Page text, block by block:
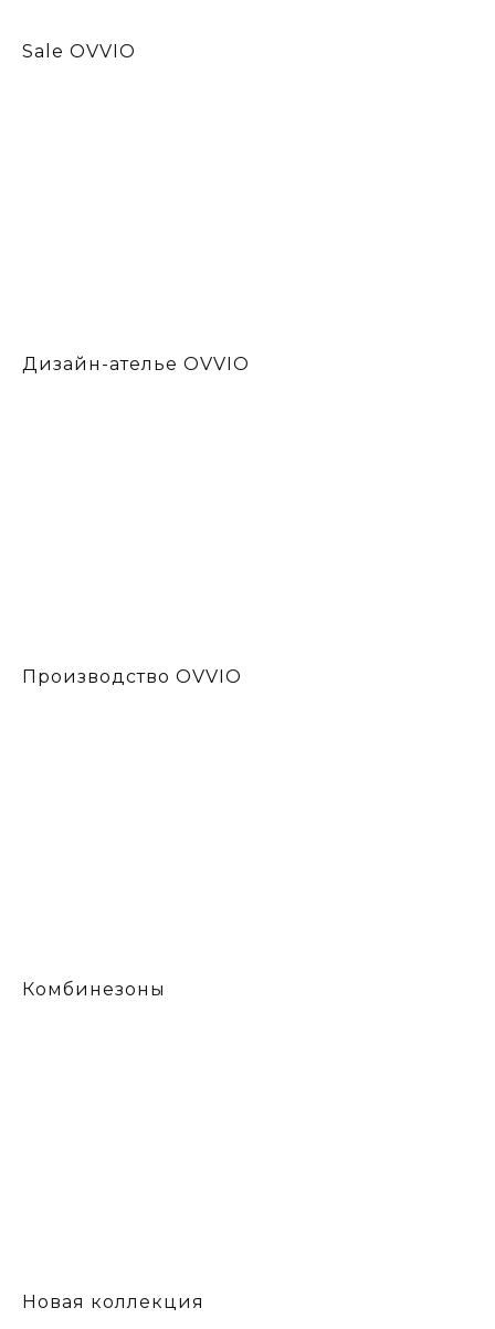
Sale OVVIO
Дизайн-ателье OVVIO
Производство OVVIO
Комбинезоны
Новая коллекция